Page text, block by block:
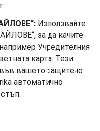
Използвайте
за да качите
Учредителния
карта. Тези
вашето защитено
автоматично